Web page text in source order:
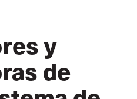
y
de